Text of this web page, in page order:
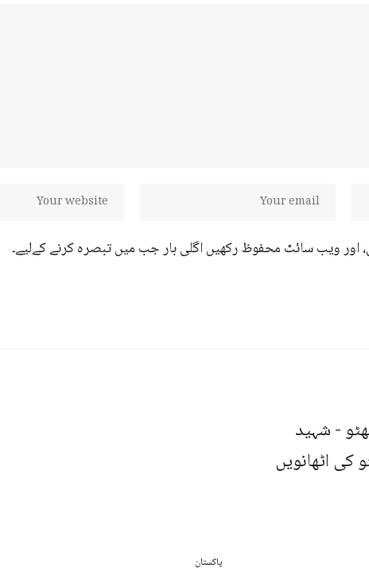
اور ویب سائٹ محفوظ رکھیں اگلی بار جب میں تبصرہ کرنے کےلیے۔
پاکستان